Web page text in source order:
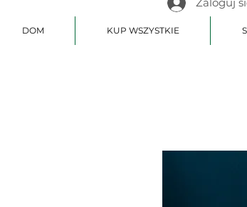
DOM KUP WSZYSTKIE